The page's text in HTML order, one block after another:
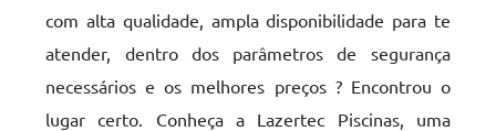
com alta qualidade, ampla disponibilidade para te
atender, dentro dos parâmetros de segurança
necessários e os melhores preços ? Encontrou o
lugar certo. Conheça a Lazertec Piscinas, uma